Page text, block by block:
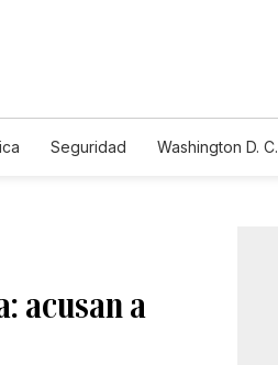
Seguridad Washington D. C.
acusan a